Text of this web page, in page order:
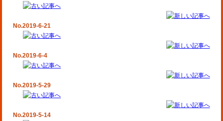
No.2019-6-21
No.2019-6-4
No.2019-5-29
No.2019-5-14